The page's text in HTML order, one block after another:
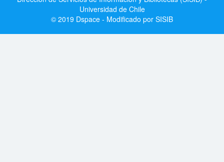
Universidad de Chile
© 2019 Dspace - Modificado por SISIB